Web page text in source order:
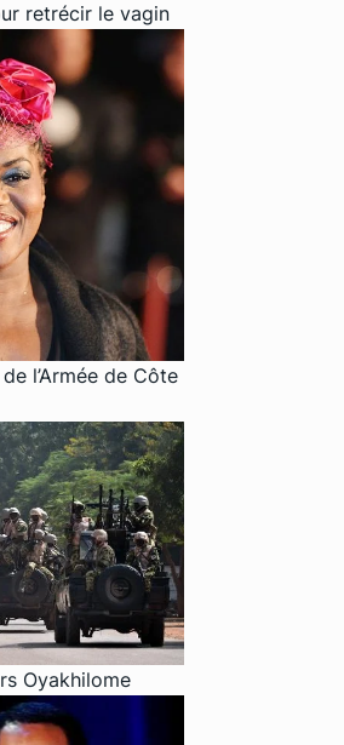
retrécir le vagin
l’Armée de Côte
Oyakhilome